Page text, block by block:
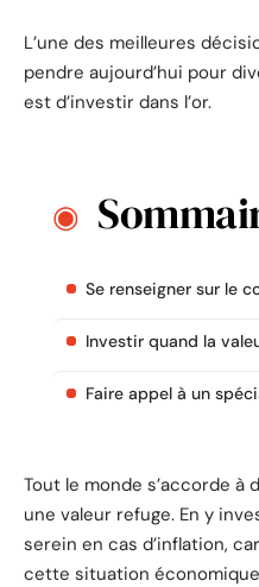
L’une des meilleures
pendre aujourd’hui pour
est d’investir dans l’or.
Se renseigner sur le
Investir quand la
Faire appel à un
Tout le monde s’accorde à
une valeur refuge. En y
serein en cas d’inflation,
cette situation